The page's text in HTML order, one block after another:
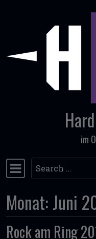
Skip to content
im
Main Navigation
Search
Monat: Juni
Rock am Ring